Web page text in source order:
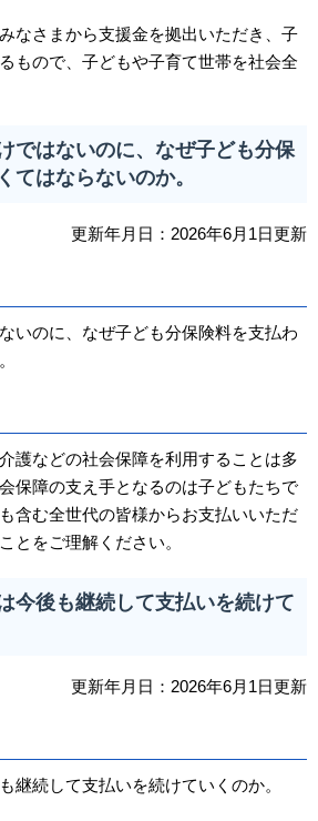
なさまから支援金を拠出いただき、子
もので、子どもや子育て世帯を社会全
ではないのに、なぜ子ども分保
てはならないのか。
更新年月日：2026年6月1日更新
いのに、なぜ子ども分保険料を支払わ
護などの社会保障を利用することは多
保障の支え手となるのは子どもたちで
含む全世代の皆様からお支払いいただ
とをご理解ください。
今後も継続して支払いを続けて
更新年月日：2026年6月1日更新
継続して支払いを続けていくのか。